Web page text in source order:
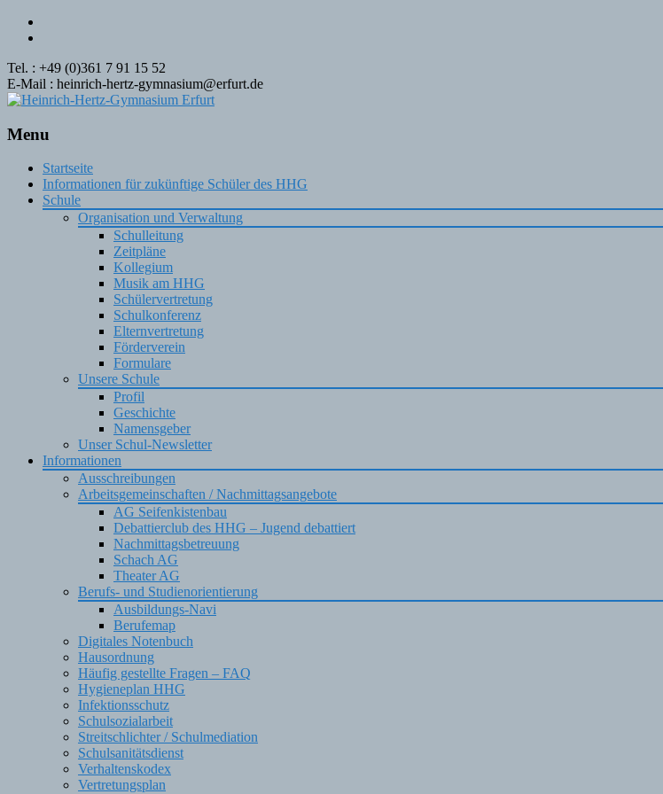
Tel. : +49 (0)361 7 91 15 52
E-Mail : heinrich-hertz-gymnasium@erfurt.de
Menu
Skip
content
Startseite
Informationen für zukünftige Schüler des HHG
Schule
Organisation und Verwaltung
Schulleitung
Zeitpläne
Kollegium
Musik am HHG
Schülervertretung
Schulkonferenz
Elternvertretung
Förderverein
Formulare
Unsere Schule
Profil
Geschichte
Namensgeber
Unser Schul-Newsletter
Informationen
Ausschreibungen
Arbeitsgemeinschaften / Nachmittagsangebote
AG Seifenkistenbau
Debattierclub des HHG – Jugend debattiert
Nachmittagsbetreuung
Schach AG
Theater AG
Berufs- und Studienorientierung
Ausbildungs-Navi
Berufemap
Digitales Notenbuch
Hausordnung
Häufig gestellte Fragen – FAQ
Hygieneplan HHG
Infektionsschutz
Schulsozialarbeit
Streitschlichter / Schulmediation
Schulsanitätsdienst
Verhaltenskodex
Vertretungsplan